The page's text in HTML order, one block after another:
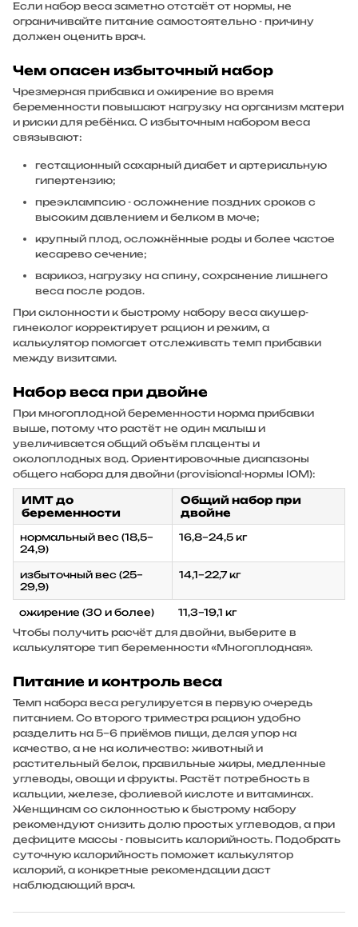
Если набор веса заметно отстаёт от нормы, не
ограничивайте питание самостоятельно - причину
должен оценить врач.
Чем опасен избыточный набор
Чрезмерная прибавка и ожирение во время
беременности повышают нагрузку на организм матери
и риски для ребёнка. С избыточным набором веса
связывают:
гестационный сахарный диабет и артериальную
гипертензию;
преэклампсию - осложнение поздних сроков с
высоким давлением и белком в моче;
крупный плод, осложнённые роды и более частое
кесарево сечение;
варикоз, нагрузку на спину, сохранение лишнего
веса после родов.
При склонности к быстрому набору веса акушер-
гинеколог корректирует рацион и режим, а
калькулятор помогает отслеживать темп прибавки
между визитами.
Набор веса при двойне
При многоплодной беременности норма прибавки
выше, потому что растёт не один малыш и
увеличивается общий объём плаценты и
околоплодных вод. Ориентировочные диапазоны
общего набора для двойни (provisional-нормы IOM):
ИМТ до
беременности
Общий набор при
двойне
нормальный вес (18,5–
24,9)
16,8–24,5 кг
избыточный вес (25–
29,9)
14,1–22,7 кг
ожирение (30 и более)
11,3–19,1 кг
Чтобы получить расчёт для двойни, выберите в
калькуляторе тип беременности «Многоплодная».
Питание и контроль веса
Темп набора веса регулируется в первую очередь
питанием. Со второго триместра рацион удобно
разделить на 5–6 приёмов пищи, делая упор на
качество, а не на количество: животный и
растительный белок, правильные жиры, медленные
углеводы, овощи и фрукты. Растёт потребность в
кальции, железе, фолиевой кислоте и витаминах.
Женщинам со склонностью к быстрому набору
рекомендуют снизить долю простых углеводов, а при
дефиците массы - повысить калорийность. Подобрать
суточную калорийность поможет калькулятор
калорий, а конкретные рекомендации даст
наблюдающий врач.